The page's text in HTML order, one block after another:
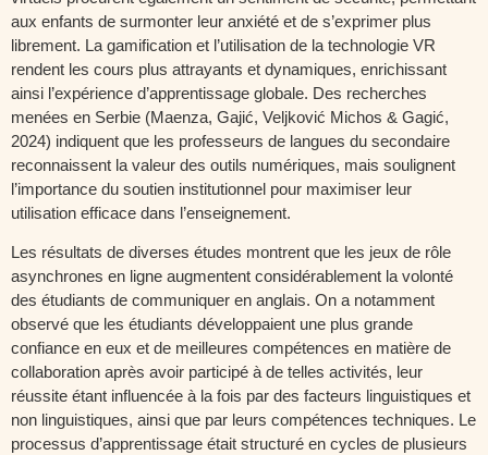
aux enfants de surmonter leur anxiété et de s’exprimer plus
librement. La gamification et l’utilisation de la technologie VR
rendent les cours plus attrayants et dynamiques, enrichissant
ainsi l’expérience d’apprentissage globale. Des recherches
menées en Serbie (Maenza, Gajić, Veljković Michos & Gagić,
2024) indiquent que les professeurs de langues du secondaire
reconnaissent la valeur des outils numériques, mais soulignent
l’importance du soutien institutionnel pour maximiser leur
utilisation efficace dans l’enseignement.
Les résultats de diverses études montrent que les jeux de rôle
asynchrones en ligne augmentent considérablement la volonté
des étudiants de communiquer en anglais. On a notamment
observé que les étudiants développaient une plus grande
confiance en eux et de meilleures compétences en matière de
collaboration après avoir participé à de telles activités, leur
réussite étant influencée à la fois par des facteurs linguistiques et
non linguistiques, ainsi que par leurs compétences techniques. Le
processus d’apprentissage était structuré en cycles de plusieurs